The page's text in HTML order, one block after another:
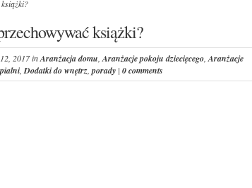
książki?
2017 inAranżacja domu Aranżacje pokoju dziecięcego Aranżacje
Dodatki do wnętrz porady | 0 comments